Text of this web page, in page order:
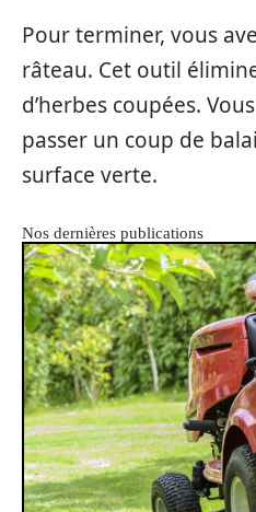
Pour terminer, vous
râteau. Cet outil
d’herbes coupées.
passer un coup de
surface verte.
Nos dernières publications